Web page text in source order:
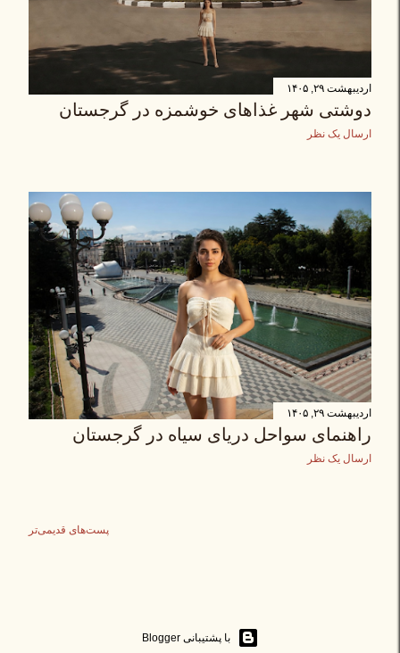
اردیبهشت ۲۹, ۱۴۰۵
دوشتی شهر غذاهای خوشمزه در گرجستان
ارسال یک نظر
اردیبهشت ۲۹, ۱۴۰۵
راهنمای سواحل دریای سیاه در گرجستان
ارسال یک نظر
پست‌های قدیمی‌تر
‏با پشتیبانی Blogger